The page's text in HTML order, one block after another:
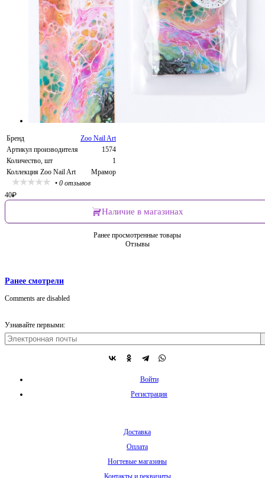
Бренд
Zoo Nail Art
Артикул производителя
1574
Количество, шт
1
Коллекция Zoo Nail Art
Мрамор
• 0 отзывов
40₽
Наличие в магазинах
Ранее просмотренные товары
Отзывы
Ранее смотрели
Comments are disabled
Узнавайте первыми:
Войти
Регистрация
Доставка
Оплата
Ногтевые магазины
Контакты и реквизиты